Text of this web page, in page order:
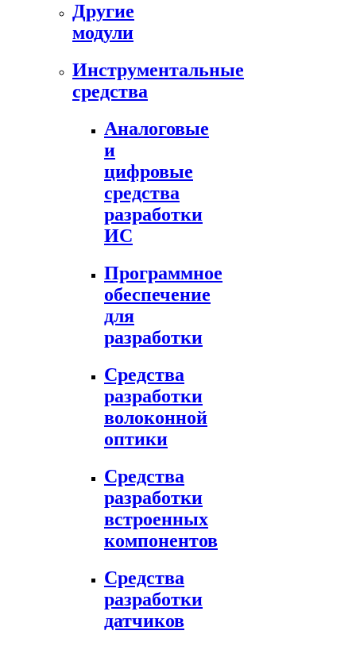
Другие
модули
Инструментальные
средства
Аналоговые
и
цифровые
средства
разработки
ИС
Программное
обеспечение
для
разработки
Средства
разработки
волоконной
оптики
Средства
разработки
встроенных
компонентов
Средства
разработки
датчиков